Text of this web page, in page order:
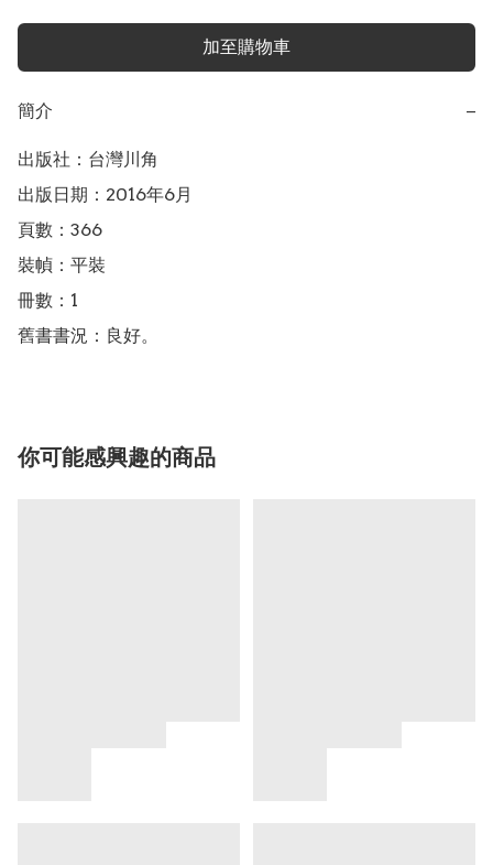
加至購物車
簡介 −
出版社：台灣川角
出版日期：2016年6月
頁數：366
裝幀：平裝
冊數：1
舊書書況：良好。
你可能感興趣的商品